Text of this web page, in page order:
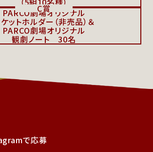
C賞
PARCO劇場オリジナル
ットホルダー（非売品）＆
PARCO劇場オリジナル
観劇ノート 30名
で応募